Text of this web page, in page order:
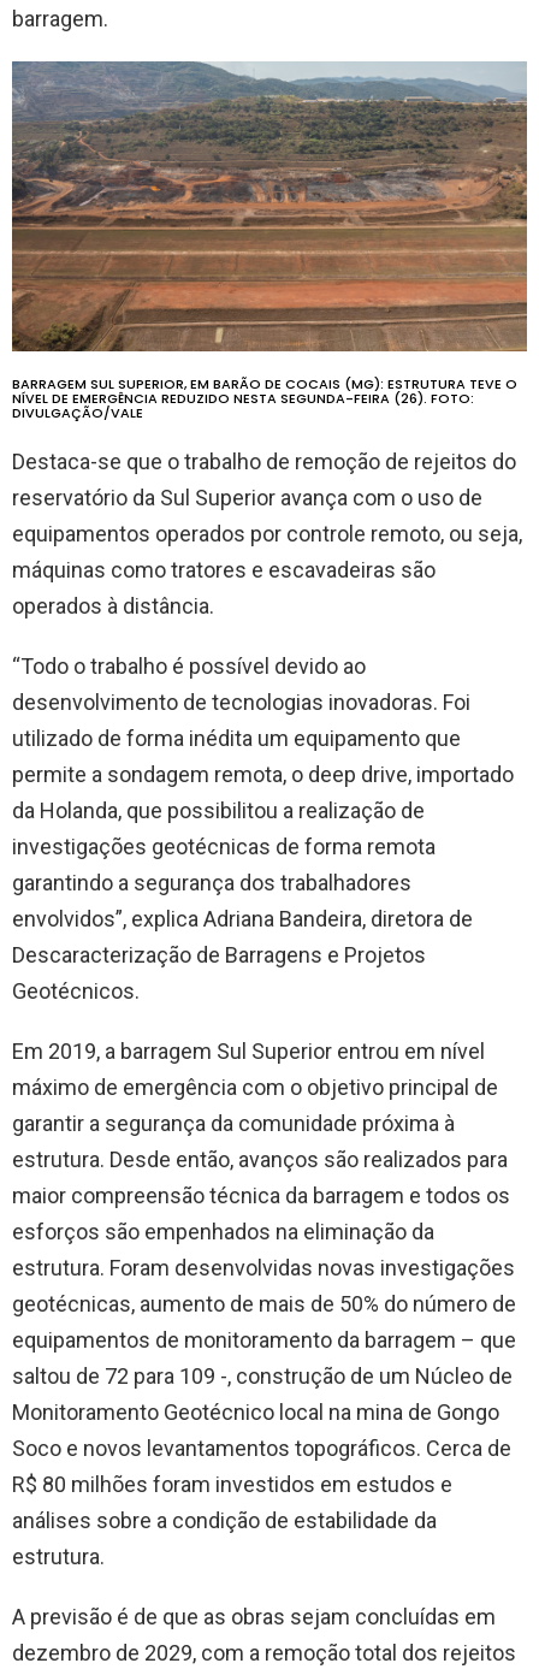
barragem.
BARRAGEM SUL SUPERIOR, EM BARÃO DE COCAIS (MG): ESTRUTURA TEVE O
NÍVEL DE EMERGÊNCIA REDUZIDO NESTA SEGUNDA-FEIRA (26). FOTO:
DIVULGAÇÃO/VALE
Destaca-se que o trabalho de remoção de rejeitos do
reservatório da Sul Superior avança com o uso de
equipamentos operados por controle remoto, ou seja,
máquinas como tratores e escavadeiras são
operados à distância.
“Todo o trabalho é possível devido ao
desenvolvimento de tecnologias inovadoras. Foi
utilizado de forma inédita um equipamento que
permite a sondagem remota, o deep drive, importado
da Holanda, que possibilitou a realização de
investigações geotécnicas de forma remota
garantindo a segurança dos trabalhadores
envolvidos”, explica Adriana Bandeira, diretora de
Descaracterização de Barragens e Projetos
Geotécnicos.
Em 2019, a barragem Sul Superior entrou em nível
máximo de emergência com o objetivo principal de
garantir a segurança da comunidade próxima à
estrutura. Desde então, avanços são realizados para
maior compreensão técnica da barragem e todos os
esforços são empenhados na eliminação da
estrutura. Foram desenvolvidas novas investigações
geotécnicas, aumento de mais de 50% do número de
equipamentos de monitoramento da barragem – que
saltou de 72 para 109 -, construção de um Núcleo de
Monitoramento Geotécnico local na mina de Gongo
Soco e novos levantamentos topográficos. Cerca de
R$ 80 milhões foram investidos em estudos e
análises sobre a condição de estabilidade da
estrutura.
A previsão é de que as obras sejam concluídas em
dezembro de 2029, com a remoção total dos rejeitos